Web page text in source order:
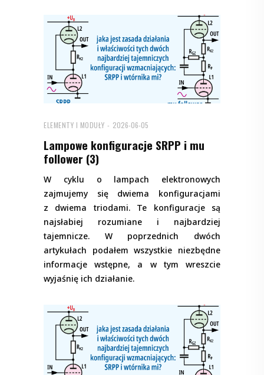
ELEMENTY I MODUŁY 2026-06-05
Lampowe konfiguracje SRPP i mu
follower (3)
W cyklu o lampach elektronowych
zajmujemy się dwiema konfiguracjami
z dwiema triodami. Te konfiguracje są
najsłabiej rozumiane i najbardziej
tajemnicze. W poprzednich dwóch
artykułach podałem wszystkie niezbędne
informacje wstępne, a w tym wreszcie
wyjaśnię ich działanie.